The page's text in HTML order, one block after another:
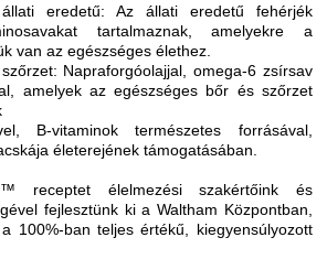
eredetű: Az állati eredetű fehérjék
tartalmaznak, amelyekre a
van az egészséges élethez.
Napraforgóolajjal, omega-6 zsírsav
amelyek az egészséges bőr és szőrzet
B-vitaminok természetes forrásával,
életerejének támogatásában.
receptet élelmezési szakértőink és
fejlesztünk ki a Waltham Központban,
100%-ban teljes értékű, kiegyensúlyozott